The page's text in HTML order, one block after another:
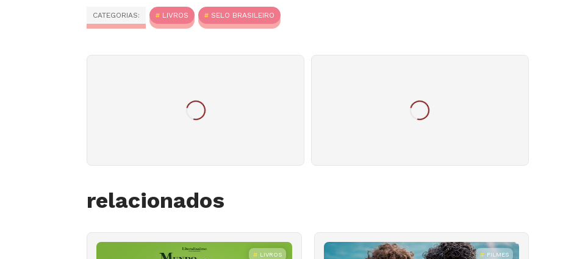
CATEGORIAS: LIVROS SELO BRASILEIRO
relacionados
LIVROS FILMES